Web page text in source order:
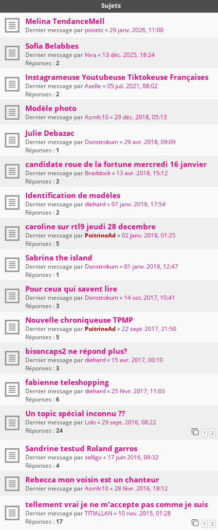
Sujets
Melina TendanceMell
Dernier message par psionic«29 janv. 2026, 11:00
Sofia Belabbes
Dernier message par Hira « 13 déc. 2025, 18:24
Réponses :2
Instagrameuse Youtubeuse Tiktokeuse Françaises
Dernier message parAxelle «05 juil. 2021, 08:02
Réponses :2
Modèle photo
Dernier message parAsmfc10«29 déc. 2018, 05:13
Julie Debazac
Dernier message par Donstrokum«29 avr. 2018, 09:09
Réponses : 1
candidate roue de la fortune mercredi 16 janvier
Dernier message par Braddock« 13 avr. 2018, 15:12
Réponses :2
Identification de modèles
Dernier message pardiehard«07 janv. 2018, 17:54
Réponses :2
caroline sur rtl9 jeudi 28 decembre
Dernier message par PoitrineAd «02 janv. 2018, 01:25
Réponses :5
Sabrina the island
Dernier message par Donstrokum«01 janv. 2018, 12:47
Réponses : 1
Pour ceux qui savent lire
Dernier message par Donstrokum« 14 oct. 2017, 10:41
Réponses :3
Nouvelle chroniqueuse TPMP
Dernier message par PoitrineAd «22 sept. 2017, 21:50
Réponses :5
bisoncaps2 ne répond plus?
Dernier message pardiehard« 15 avr. 2017, 00:10
Réponses :3
fabienne teleshopping
Dernier message pardiehard«25 févr. 2017, 11:03
Réponses :6
Un topic spécial inconnu ??
Dernier message par Lolo«29 sept. 2016, 08:22
Réponses :24 1 2
Sandrine testud Roland garros
Dernier message parselligx« 17 juin 2016, 09:32
Réponses :4
Rebecca mon voisin est un chanteur
Dernier message parAsmfc10«28 févr. 2016, 18:12
tellement vrai je ne m'accepte pas comme je suis
Dernier message parTITIALLAN « 10 nov. 2015, 01:28
Réponses : 17 1 2